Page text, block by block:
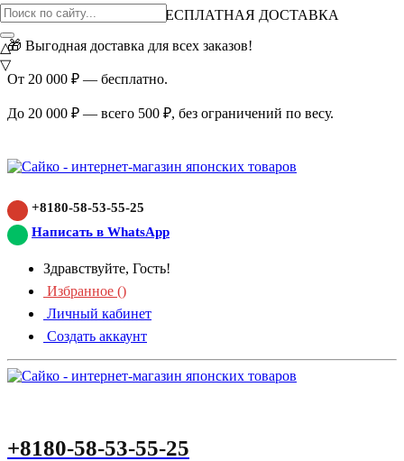
ВНИМАНИЕ АКЦИЯ!
БЕСПЛАТНАЯ ДОСТАВКА
🎁 Выгодная доставка для всех заказов!
От 20 000 ₽ — бесплатно.
До 20 000 ₽ — всего 500 ₽, без ограничений по весу.
+8180-58-53-55-25
Написать в WhatsApp
Здравствуйте, Гость!
Избранное ()
Личный кабинет
Создать аккаунт
+8180-58-53-55-25
△
▽